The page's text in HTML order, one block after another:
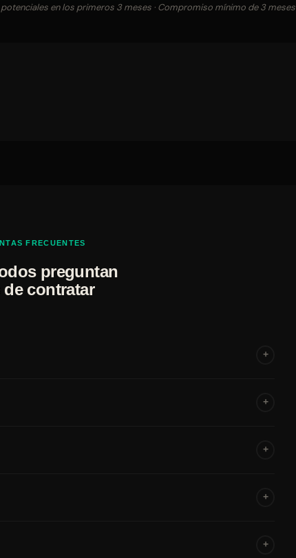
en los primeros 3 meses · Compromiso mínimo de 3 meses
FRECUENTES
preguntan
de contratar